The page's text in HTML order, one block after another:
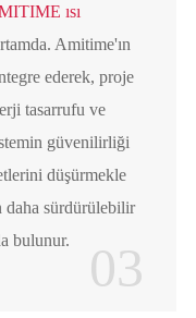
ısı
Amitime'ın
ederek, proje
tasarrufu ve
güvenilirliği
düşürmekle
daha sürdürülebilir
bulunur.
03